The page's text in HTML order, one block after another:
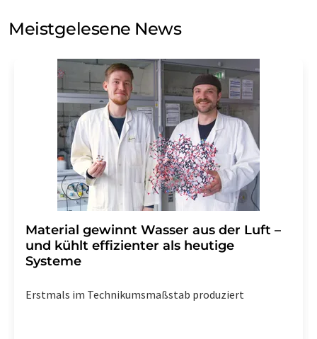
Meinungsforschung per E-Mail kontaktieren. Ihre
Einwilligung können Sie jederzeit ohne Angabe von
Str. 2, 12489 Berlin oder per E-Mail unter
widerruf@lumitos.commit Wirkung für die Zukunft
widerrufen. Zudem ist in jeder E-Mail ein Link zur
Abbestellung des entsprechenden Newsletters
enthalten.
Meistgelesene News
Material gewinnt Wasser aus der Luft –
und kühlt effizienter als heutige
Systeme
Erstmals im Technikumsmaßstab produziert